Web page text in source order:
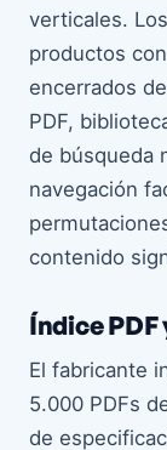
verticales.
productos
encerrados
PDF,
de búsqueda
navegación
contenido
Índice PDF
El fabricante
5.000 PDFs
de